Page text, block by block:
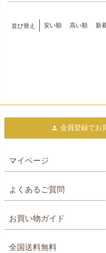
並び替え 安い順 高い順 新
会員登録でお
マイページ
よくあるご質問
お買い物ガイド
全国送料無料